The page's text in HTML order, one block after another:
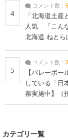
4
コメント数： 5
「北海道土産
人気 「こん
北海道 ねとら
5
コメント数： 3
【バレーボ
している「日
票実施中】（
カテゴリ一覧